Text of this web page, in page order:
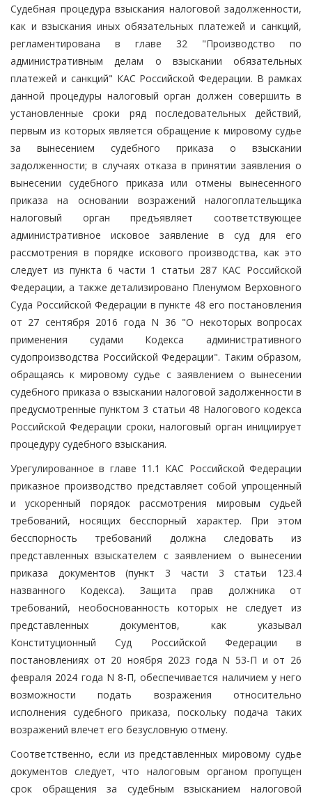
Судебная процедура взыскания налоговой задолженности,
как и взыскания иных обязательных платежей и санкций,
регламентирована в главе 32 "Производство по
административным делам о взыскании обязательных
платежей и санкций" КАС Российской Федерации. В рамках
данной процедуры налоговый орган должен совершить в
установленные сроки ряд последовательных действий,
первым из которых является обращение к мировому судье
за вынесением судебного приказа о взыскании
задолженности; в случаях отказа в принятии заявления о
вынесении судебного приказа или отмены вынесенного
приказа на основании возражений налогоплательщика
налоговый орган предъявляет соответствующее
административное исковое заявление в суд для его
рассмотрения в порядке искового производства, как это
следует из пункта 6 части 1 статьи 287 КАС Российской
Федерации, а также детализировано Пленумом Верховного
Суда Российской Федерации в пункте 48 его постановления
от 27 сентября 2016 года N 36 "О некоторых вопросах
применения судами Кодекса административного
судопроизводства Российской Федерации". Таким образом,
обращаясь к мировому судье с заявлением о вынесении
судебного приказа о взыскании налоговой задолженности в
предусмотренные пунктом 3 статьи 48 Налогового кодекса
Российской Федерации сроки, налоговый орган инициирует
процедуру судебного взыскания.
Урегулированное в главе 11.1 КАС Российской Федерации
приказное производство представляет собой упрощенный
и ускоренный порядок рассмотрения мировым судьей
требований, носящих бесспорный характер. При этом
бесспорность требований должна следовать из
представленных взыскателем с заявлением о вынесении
приказа документов (пункт 3 части 3 статьи 123.4
названного Кодекса). Защита прав должника от
требований, необоснованность которых не следует из
представленных документов, как указывал
Конституционный Суд Российской Федерации в
постановлениях от 20 ноября 2023 года N 53-П и от 26
февраля 2024 года N 8-П, обеспечивается наличием у него
возможности подать возражения относительно
исполнения судебного приказа, поскольку подача таких
возражений влечет его безусловную отмену.
Соответственно, если из представленных мировому судье
документов следует, что налоговым органом пропущен
срок обращения за судебным взысканием налоговой